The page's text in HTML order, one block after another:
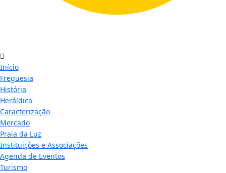
Início
Freguesia
História
Heráldica
Caracterização
Mercado
Praia da Luz
Instituições e Associações
Agenda de Eventos
Turismo